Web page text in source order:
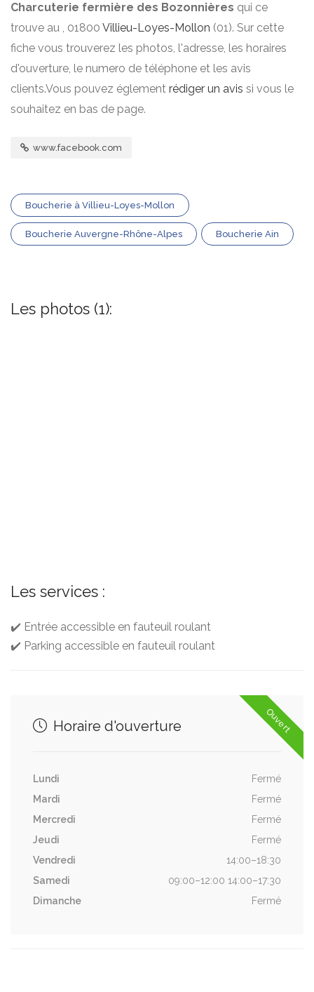
Charcuterie fermière des Bozonnières qui ce
trouve au , 01800 Villieu-Loyes-Mollon (01). Sur cette
fiche vous trouverez les photos, l'adresse, les horaires
d'ouverture, le numero de téléphone et les avis
clients.Vous pouvez églement rédiger un avis si vous le
souhaitez en bas de page.
www.facebook.com
Boucherie à Villieu-Loyes-Mollon
Boucherie Auvergne-Rhône-Alpes Boucherie Ain
Les photos (1):
Les services :
✔️ Entrée accessible en fauteuil roulant
✔️ Parking accessible en fauteuil roulant
Ouvert
Horaire d'ouverture
Lundi
Fermé
Mardi
Fermé
Mercredi
Fermé
Jeudi
Fermé
Vendredi
14:00–18:30
Samedi
09:00–12:00 14:00–17:30
Dimanche
Fermé